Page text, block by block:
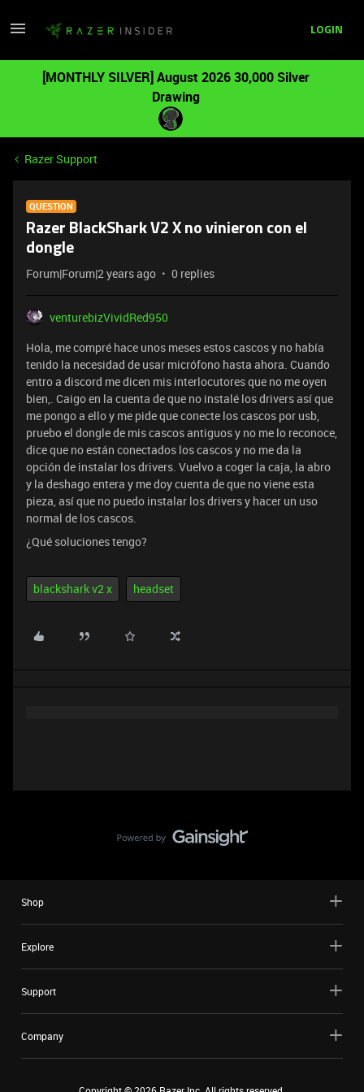
LOGIN
[MONTHLY SILVER] August 2026 30,000 Silver
Drawing
Razer Support
QUESTION
Razer BlackShark V2 X no vinieron con el
dongle
Forum|Forum|2 years ago 0 replies
venturebizVividRed950
Hola, me compré hace unos meses estos cascos y no había
tenido la necesidad de usar micrófono hasta ahora. Cuando
entro a discord me dicen mis interlocutores que no me oyen
bien,. Caigo en la cuenta de que no instalé los drivers así que
me pongo a ello y me pide que conecte los cascos por usb,
pruebo el dongle de mis cascos antiguos y no me lo reconoce,
dice que no están conectados los cascos y no me da la
opción de instalar los drivers. Vuelvo a coger la caja, la abro
y la deshago entera y me doy cuenta de que no viene esta
pieza, así que no puedo instalar los drivers y hacer un uso
normal de los cascos.
¿Qué soluciones tengo?
blackshark v2 x headset
Shop
Explore
Support
Company